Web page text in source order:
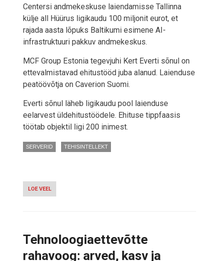
Centersi andmekeskuse laiendamisse Tallinna
külje all Hüürus ligikaudu 100 miljonit eurot, et
rajada aasta lõpuks Baltikumi esimene AI-
infrastruktuuri pakkuv andmekeskus.
MCF Group Estonia tegevjuhi Kert Everti sõnul on
ettevalmistavad ehitustööd juba alanud. Laienduse
peatöövõtja on Caverion Suomi.
Everti sõnul läheb ligikaudu pool laienduse
eelarvest üldehitustöödele. Ehituse tippfaasis
töötab objektil ligi 200 inimest.
SERVERID TEHISINTELLEKT
LOE VEEL
GREENERGY
AI-
Tehnoloogiaettevõtte
rahavoog: arved, kasv ja